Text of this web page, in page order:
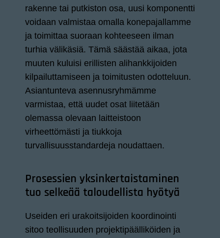
rakenne tai putkiston osa, uusi komponentti
voidaan valmistaa omalla konepajallamme
ja toimittaa suoraan kohteeseen ilman
turhia välikäsiä. Tämä säästää aikaa, jota
muuten kuluisi erillisten alihankkijoiden
kilpailuttamiseen ja toimitusten odotteluun.
Asiantunteva asennusryhmämme
varmistaa, että uudet osat liitetään
olemassa olevaan laitteistoon
virheettömästi ja tiukkoja
turvallisuusstandardeja noudattaen.
Prosessien yksinkertaistaminen
tuo selkeää taloudellista hyötyä
Useiden eri urakoitsijoiden koordinointi
sitoo teollisuuden projektipäälliköiden ja